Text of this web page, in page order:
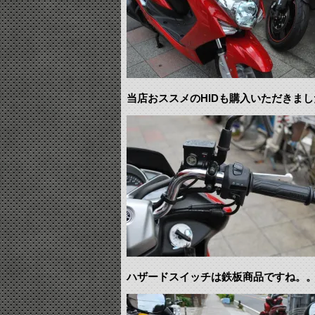
当店おススメのHIDも購入いただきま
ハザードスイッチは鉄板商品ですね。